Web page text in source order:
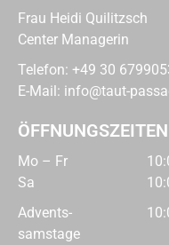
Frau Heidi Quilitzsch
Center Managerin
Telefon: +49 30
E-Mail: info@taut-
ÖFFNUNGSZEITEN
Mo – Fr
Sa
Advents­
samstage